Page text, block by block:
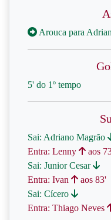
Arouca para
5' do 1º tempo
Sai: Adriano Magrão
Entra: Lenny
aos
Sai: Junior Cesar
Entra: Ivan
aos 83'
Sai: Cícero
Entra: Thiago Neves